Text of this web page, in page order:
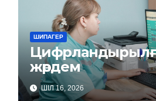
ШИПАГЕР
жәрдем
ШІЛ 16, 2026